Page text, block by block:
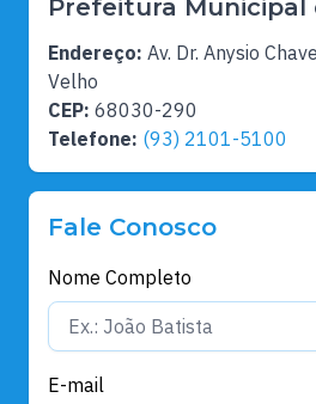
Prefeitura Municipal
Endereço: Av. Dr. Anysio
Velho
CEP: 68030-290
Telefone: (93) 2101-5100
Fale Conosco
Nome Completo
E-mail